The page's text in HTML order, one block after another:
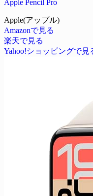
Apple Pencil Pro
Apple(アップル)
Amazonで見る
楽天で見る
Yahoo!ショッピングで見